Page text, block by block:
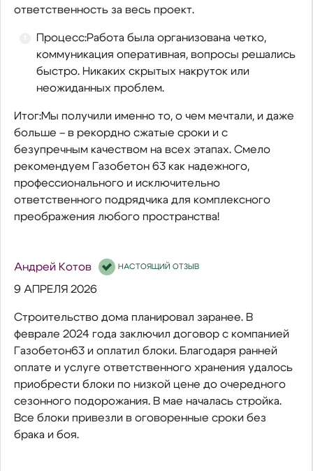
ответственность за весь проект.
Процесс:Работа была организована четко,
коммуникация оперативная, вопросы решались
быстро. Никаких скрытых накруток или
неожиданных проблем.
Итог:Мы получили именно то, о чем мечтали, и даже
больше – в рекордно сжатые сроки и с
безупречным качеством на всех этапах. Смело
рекомендуем Газобетон 63 как надежного,
профессионального и исключительно
ответственного подрядчика для комплексного
преображения любого пространства!
Андрей Котов НАСТОЯЩИЙ ОТЗЫВ
9 АПРЕЛЯ 2026
Строительство дома планировал заранее. В
феврале 2024 года заключил договор с компанией
Газобетон63 и оплатил блоки. Благодаря ранней
оплате и услуге ответственного хранения удалось
приобрести блоки по низкой цене до очередного
сезонного подорожания. В мае началась стройка.
Все блоки привезли в оговоренные сроки без
брака и боя.